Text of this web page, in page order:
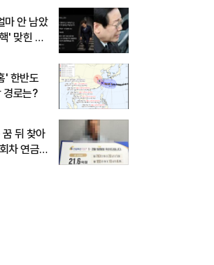
마 안 남았
' 맞힌 무
' 한반도
경로는?
뒤 찾아
차 연금